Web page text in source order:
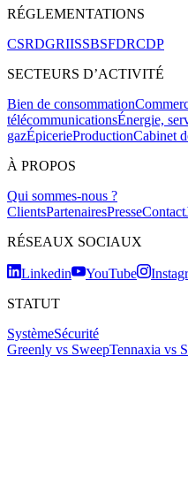
RÉGLEMENTATIONS
CSRDGRIISSBSFDRCDP
SECTEURS D’ACTIVITÉ
Bien de consommation
télécommunicationsÉnergie,
gazÉpicerieProductionCabinet
À PROPOS
Qui sommes-nous ?
ClientsPartenairesPresseContact
RÉSEAUX SOCIAUX
Linkedin YouTube
STATUT
SystèmeSécurité
Greenly vs SweepTennaxia vs